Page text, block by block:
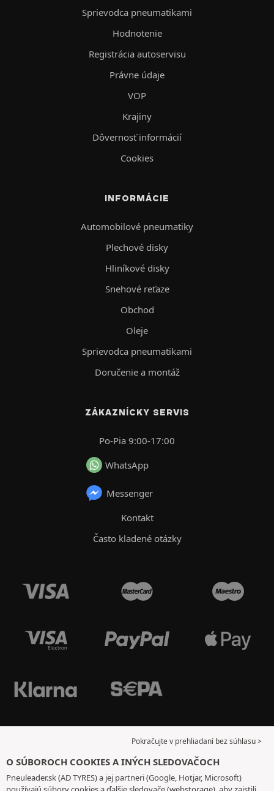
Sprievodca pneumatikami
Hodnotenie
Registrácia autoservisu
Právne údaje
VOP
Krajiny
Dôvernosť informácií
Cookies
INFORMÁCIE
Automobilové pneumatiky
Plechové disky
Hliníkové disky
Snehové reťaze
Obchod
Oleje
Sprievodca pneumatikami
Doručenie a montáž
ZÁKAZNÍCKY SERVIS
Po-Pia 9:00-17:00
WhatsApp
Messenger
Kontakt
Často kladené otázky
Pokračujte v prehliadaní bez súhlasu >
O SÚBOROCH COOKIES A INÝCH SLEDOVAČOCH
Pneuleader.sk (AD TYRES) a jej partneri (Google, Hotjar, Microsoft)